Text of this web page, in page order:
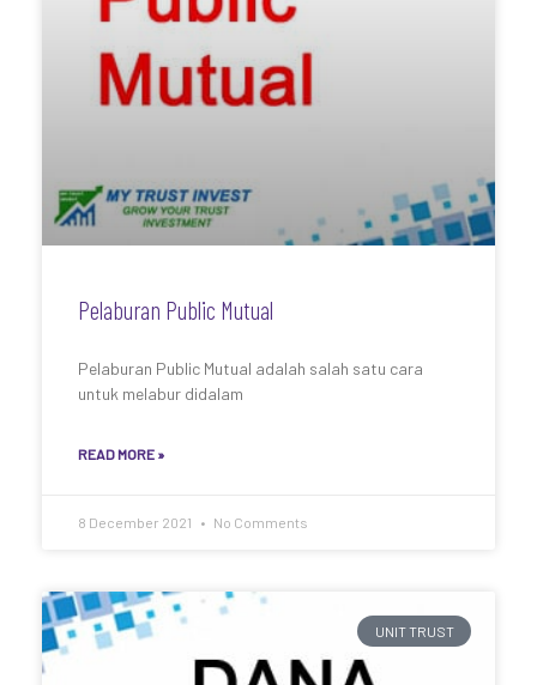
Pelaburan Public Mutual
Pelaburan Public Mutual adalah salah satu cara
untuk melabur didalam
READ MORE »
8 December 2021 No Comments
UNIT TRUST